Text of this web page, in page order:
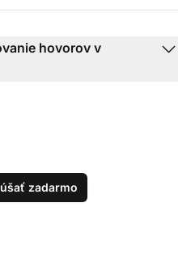
hovorov v
zadarmo